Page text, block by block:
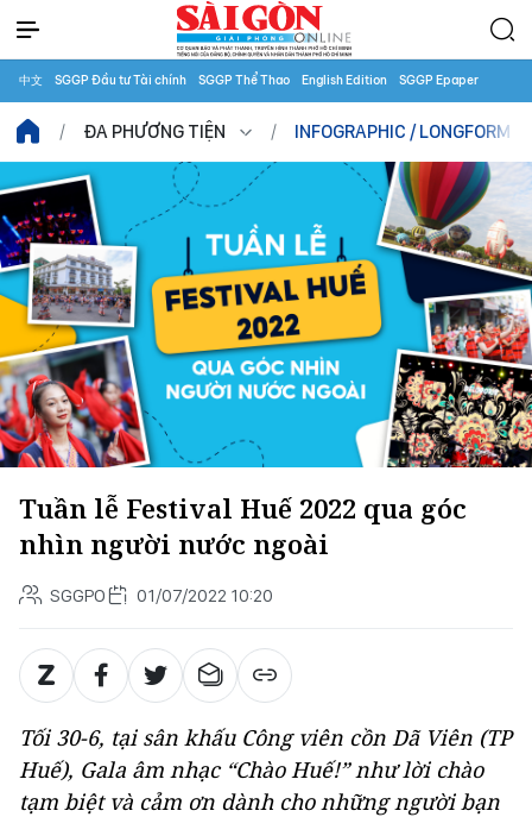
中文 SGGP Đầu tư Tài chính SGGP Thể Thao English Edition SGGP Epaper
ĐA PHƯƠNG TIỆN INFOGRAPHIC / LONGFORM
Tuần lễ Festival Huế 2022 qua góc
nhìn người nước ngoài
SGGPO 01/07/2022 10:20
Tối 30-6, tại sân khấu Công viên cồn Dã Viên (TP
Huế), Gala âm nhạc “Chào Huế!” như lời chào
tạm biệt và cảm ơn dành cho những người bạn